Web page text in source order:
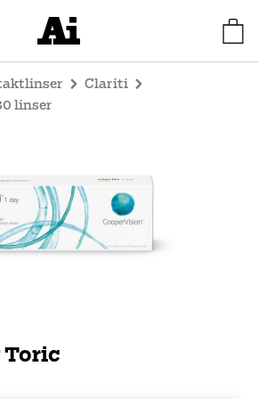
Clariti
linser
Toric